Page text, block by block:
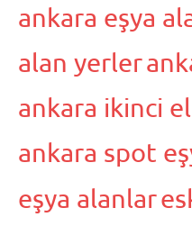
ankara eşya
alan yerler
ankara ikinci
ankara spot
eşya alanlar